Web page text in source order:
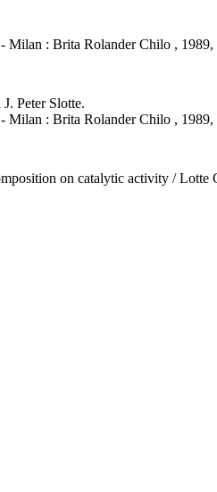
Milan : Brita Rolander Chilo , 1989,
Peter Slotte.
Milan : Brita Rolander Chilo , 1989,
on catalytic activity / Lotte